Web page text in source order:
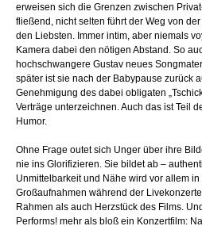
erweisen sich die Grenzen zwischen
fließend, nicht selten führt der Weg von
den Liebsten. Immer intim, aber niemals
Kamera dabei den nötigen Abstand. So
hochschwangere Gustav neues
später ist sie nach der Babypause zurück
Genehmigung des dabei obligaten
Verträge unterzeichnen. Auch das ist Teil
Humor.
Ohne Frage outet sich Unger über ihre
nie ins Glorifizieren. Sie bildet ab –
Unmittelbarkeit und Nähe wird vor allem
Großaufnahmen während der
Rahmen als auch Herzstück des Films.
Performs! mehr als bloß ein Konzertfilm: